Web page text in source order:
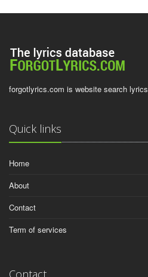
forgotlyrics.com is website search lyrics
Quick links
Home
About
Contact
Term of services
Contact